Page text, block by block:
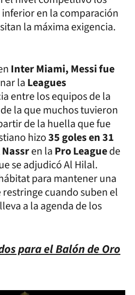
en la comparación
la máxima exigencia.
Inter Miami, Messi fue
laLeagues
entre los equipos de la
la que muchos tuvieron
de la huella que fue
hizo35 goles en 31
en laPro Leaguede
se adjudicó Al Hilal.
para mantener una
cuando suben el
a la agenda de los
para el Balón de Oro